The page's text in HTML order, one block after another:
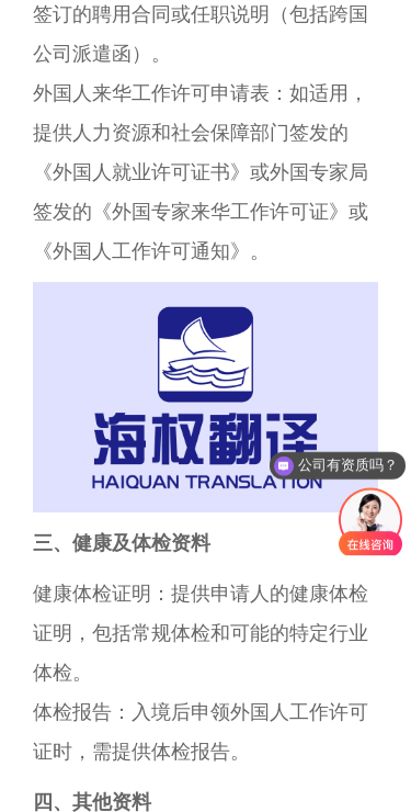
签订的聘用合同或任职说明（包括跨国
公司派遣函）。
外国人来华工作许可申请表：如适用，
提供人力资源和社会保障部门签发的
《外国人就业许可证书》或外国专家局
签发的《外国专家来华工作许可证》或
《外国人工作许可通知》。
三、健康及体检资料
健康体检证明：提供申请人的健康体检
证明，包括常规体检和可能的特定行业
体检。
体检报告：入境后申领外国人工作许可
证时，需提供体检报告。
四、其他资料
公司有资质吗？